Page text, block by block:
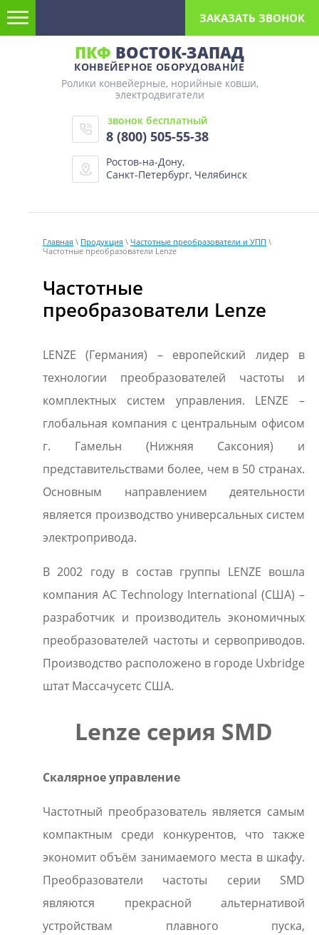
ЗАКАЗАТЬ ЗВОНОК
ПКФ ВОСТОК-ЗАПАД
КОНВЕЙЕРНОЕ ОБОРУДОВАНИЕ
Ролики конвейерные, норийные ковши,
электродвигатели
звонок бесплатный
8 (800) 505-55-38
Ростов-на-Дону,
Санкт-Петербург, Челябинск
Главная \ Продукция \ Частотные преобразователи и УПП \
Частотные преобразователи Lenze
Частотные
преобразователи Lenze
LENZE (Германия) – европейский лидер в
технологии преобразователей частоты и
комплектных систем управления. LENZE –
глобальная компания с центральным офисом
г. Гамельн (Нижняя Саксония) и
представительствами более, чем в 50 странах.
Основным направлением деятельности
является производство универсальных систем
электропривода.
В 2002 году в состав группы LENZE вошла
компания AC Technology International (США) –
разработчик и производитель экономичных
преобразователей частоты и сервоприводов.
Производство расположено в городе Uxbridge
штат Массачусетс США.
Lenze серия SMD
Скалярное управление
Частотный преобразователь является самым
компактным среди конкурентов, что также
экономит объём занимаемого места в шкафу.
Преобразователи частоты серии SMD
являются прекрасной альтернативой
устройствам плавного пуска,